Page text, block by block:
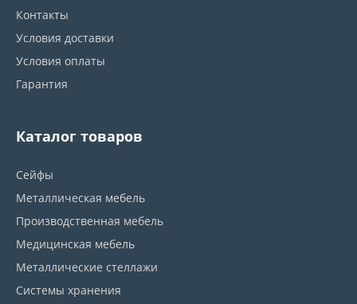
Контакты
Условия доставки
Условия оплаты
Гарантия
Каталог товаров
Сейфы
Металлическая мебель
Производственная мебель
Медицинская мебель
Металлические стеллажи
Системы хранения